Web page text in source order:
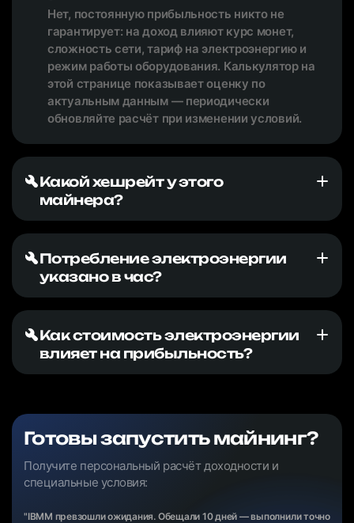
Нет, постоянную прибыльность никто не
гарантирует: на доход влияют курс монет,
сложность сети, тариф на электроэнергию и
режим работы оборудования. Калькулятор на
этой странице показывает оценку по
актуальным данным — периодически
обновляйте расчёт при изменении условий.
Какой хешрейт у этого
майнера?
Потребление электроэнергии
указано в час?
Как стоимость электроэнергии
влияет на прибыльность?
Готовы запустить майнинг?
Получите персональный расчёт доходности и
специальные условия:
"IBMM превзошли ожидания. Обещали 10 дней — выполнили точно